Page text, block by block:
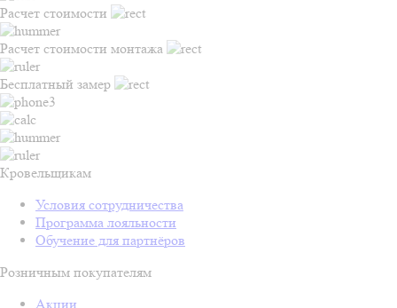
Расчет стоимости
Расчет стоимости монтажа
Бесплатный замер
Кровельщикам
Условия сотрудничества
Программа лояльности
Обучение для партнёров
Розничным покупателям
Акции